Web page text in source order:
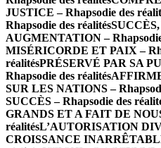
JUSTICE – Rhapsodie des
Rhapsodie des réalités
AUGMENTATION –
MISÉRICORDE ET PAIX –
réalitésPRÉSERVÉ PAR SA
Rhapsodie des réalités
SUR LES NATIONS –
SUCCÈS – Rhapsodie des
GRANDS ET A FAIT DE
réalitésL’AUTORISATION
CROISSANCE